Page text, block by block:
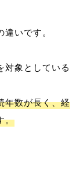
いです。
対象としている
年数が長く、経
。